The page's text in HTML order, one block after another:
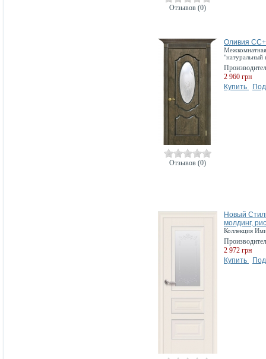
Отзывов (0)
Отзывов (0)
Оливия
Межкомнатная
"натуральный
2 960 грн
Купить
Новый
молдинг,
Коллекция
2 972 грн
Купить